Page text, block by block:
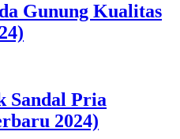
Gunung Kualitas
Sandal Pria
2024)